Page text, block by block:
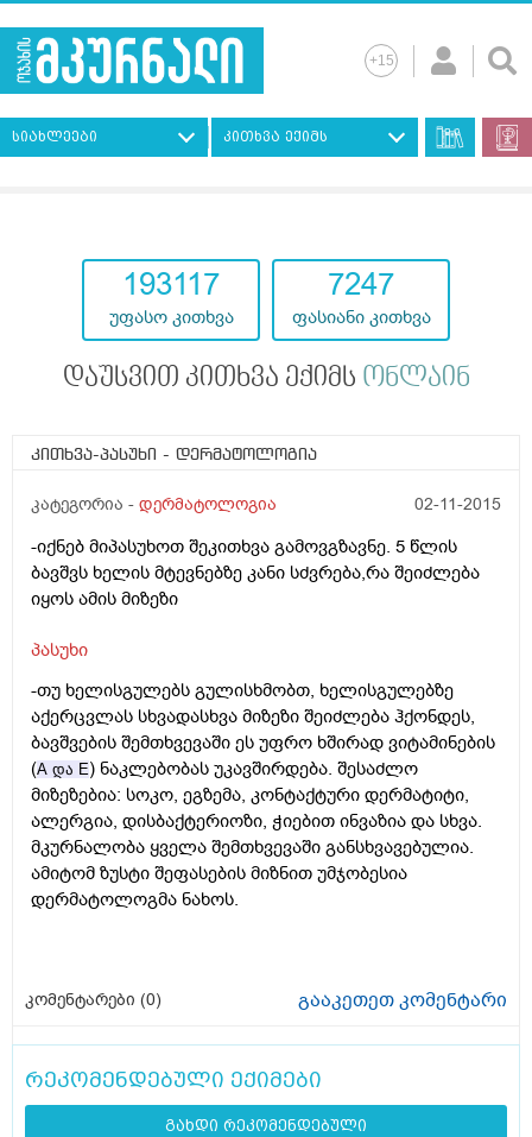
სიახლეები კითხვა ექიმს
193117
უფასო კითხვა
7247
ფასიანი კითხვა
დაუსვით კითხვა ექიმს ონლაინ
კითხვა-პასუხი - დერმატოლოგია
კატეგორია - დერმატოლოგია 02-11-2015
-იქნებ მიპასუხოთ შეკითხვა გამოვგზავნე. 5 წლის
ბავშვს ხელის მტევნებზე კანი სძვრება,რა შეიძლება
იყოს ამის მიზეზი
პასუხი
-თუ ხელისგულებს გულისხმობთ, ხელისგულებზე
აქერცვლას სხვადასხვა მიზეზი შეიძლება ჰქონდეს,
ბავშვების შემთხვევაში ეს უფრო ხშირად ვიტამინების
(А და Е) ნაკლებობას უკავშირდება. შესაძლო
მიზეზებია: სოკო, ეგზემა, კონტაქტური დერმატიტი,
ალერგია, დისბაქტერიოზი, ჭიებით ინვაზია და სხვა.
მკურნალობა ყველა შემთხვევაში განსხვავებულია.
ამიტომ ზუსტი შეფასების მიზნით უმჯობესია
დერმატოლოგმა ნახოს.
კომენტარები (0) გააკეთეთ კომენტარი
რეკომენდებული ექიმები
გახდი რეკომენდებული